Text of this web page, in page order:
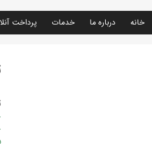
خانه درباره ما خدمات پرداخت